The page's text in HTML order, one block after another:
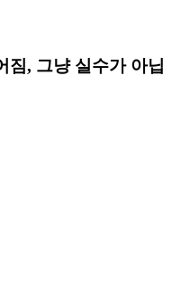
짐, 그냥 실수가 아닙